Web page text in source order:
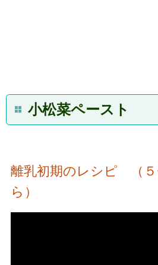
小松菜ペースト
離乳初期のレシピ （５
ら）